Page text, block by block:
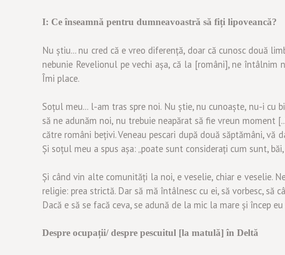
I: Ce înseamnă pentru dumneavoastră să fiți lipoveancă?
Nu știu... nu cred că e vreo diferență, doar că cunosc două
nebunie Revelionul pe vechi așa, că la [români], ne întâlnim
Îmi place.
Soțul meu... l-am tras spre noi. Nu știe, nu cunoaște, nu-i cu
să ne adunăm noi, nu trebuie neapărat să fie vreun moment
către români bețivi. Veneau pescari după două săptămâni, vă
Și soțul meu a spus așa: „poate sunt considerați cum sunt,
Și când vin alte comunități la noi, e veselie, chiar e veselie.
religie: prea strictă. Dar să mă întâlnesc cu ei, să vorbesc, să
Dacă e să se facă ceva, se adună de la mic la mare și încep
Despre ocupații/ despre pescuitul [la matulă] în Deltă